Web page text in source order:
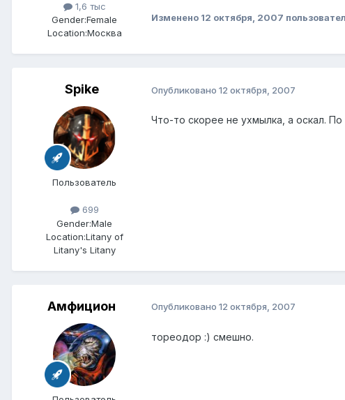
1,6 тыс
Gender:Female
Location:Москва
Изменено 12 октября, 2007
Spike
Пользователь
699
Gender:Male
Location:Litany of
Litany's Litany
Опубликовано 12 октября, 2007
Что-то скорее не ухмылка, а оскал.
Амфицион Опубликовано 12 октября, 2007
тореодор :) смешно.